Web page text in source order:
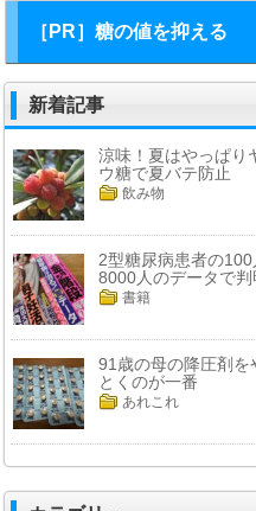
［PR］糖の値を抑える
新着記事
涼味！夏はやっぱり
ウ糖で夏バテ防止
飲み物
2型糖尿病患者の
8000人のデータで判
書籍
91歳の母の降圧剤を
とくのが一番
あれこれ